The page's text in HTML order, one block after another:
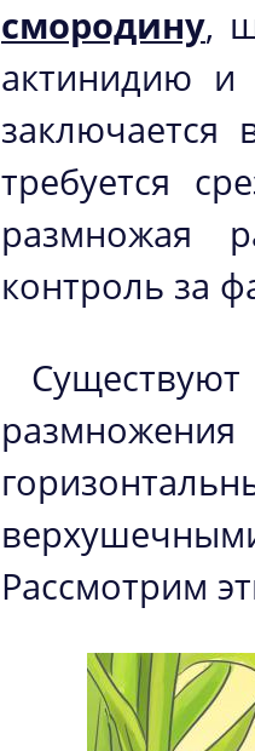
смородину,
актинидию и
требуется
размножая
контроль за
Рассмотрим